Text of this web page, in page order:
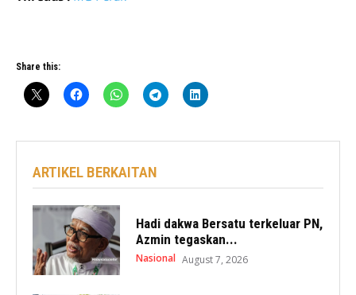
Share this:
ARTIKEL BERKAITAN
Hadi dakwa Bersatu terkeluar PN,
Azmin tegaskan...
Nasional August 7, 2026